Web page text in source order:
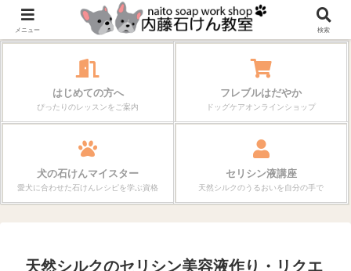
作る楽しさが、毎日の暮らしを変えていく。
はじめての方へ
ぴったりのレッスンをご案内
フレブルはだやか
ドッグケアオンラインショップ
犬の石けんマイスター
愛犬に合わせた石けんレシピを学ぶ資格
セリシン液講座
天然シルクのうるおいを自分の手で
天然シルクのセリシン美容液作り・リクエ
メニュー 検索